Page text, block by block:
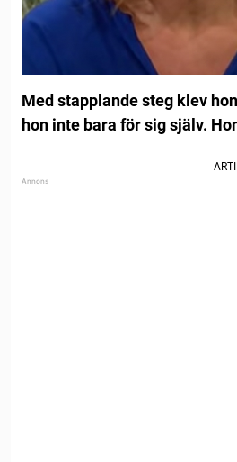
Med stapplande steg klev
hon inte bara för sig själv.